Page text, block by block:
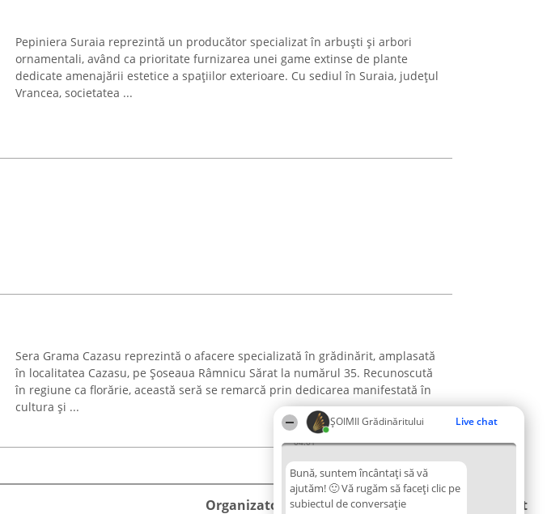
ȘOIMII Grădinăritului Live chat
04:01
Bună, suntem încântați să vă
ajutăm! 🙂 Vă rugăm să faceți clic pe
subiectul de conversație
Pepiniera Suraia reprezintă un producător specializat în arbuști și arbori
ornamentali, având ca prioritate furnizarea unei game extinse de plante
dedicate amenajării estetice a spațiilor exterioare. Cu sediul în Suraia, județul
Vrancea, societatea ...
Sera Grama Cazasu reprezintă o afacere specializată în grădinărit, amplasată
în localitatea Cazasu, pe Șoseaua Râmnicu Sărat la numărul 35. Recunoscută
în regiune ca florărie, această seră se remarcă prin dedicarea manifestată în
cultura și ...
Organizator Ranking Plebiscyt Contact